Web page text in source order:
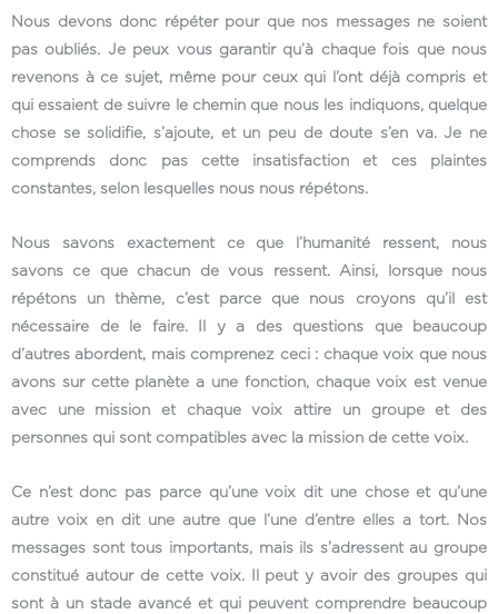
Nous devons donc répéter pour que nos messages ne soient
pas oubliés. Je peux vous garantir qu’à chaque fois que nous
revenons à ce sujet, même pour ceux qui l’ont déjà compris et
qui essaient de suivre le chemin que nous les indiquons, quelque
chose se solidifie, s’ajoute, et un peu de doute s’en va. Je ne
comprends donc pas cette insatisfaction et ces plaintes
constantes, selon lesquelles nous nous répétons.
Nous savons exactement ce que l’humanité ressent, nous
savons ce que chacun de vous ressent. Ainsi, lorsque nous
répétons un thème, c’est parce que nous croyons qu’il est
nécessaire de le faire. Il y a des questions que beaucoup
d’autres abordent, mais comprenez ceci : chaque voix que nous
avons sur cette planète a une fonction, chaque voix est venue
avec une mission et chaque voix attire un groupe et des
personnes qui sont compatibles avec la mission de cette voix.
Ce n’est donc pas parce qu’une voix dit une chose et qu’une
autre voix en dit une autre que l’une d’entre elles a tort. Nos
messages sont tous importants, mais ils s’adressent au groupe
constitué autour de cette voix. Il peut y avoir des groupes qui
sont à un stade avancé et qui peuvent comprendre beaucoup